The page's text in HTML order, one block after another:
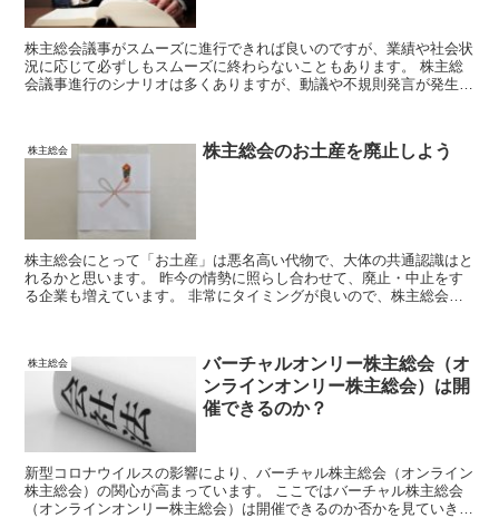
株主総会議事がスムーズに進行できれば良いのですが、業績や社会状
況に応じて必ずしもスムーズに終わらないこともあります。 株主総
会議事進行のシナリオは多くありますが、動議や不規則発言が発生し
株主総会 株主総会のお土産を廃止しよう
株主総会にとって「お土産」は悪名高い代物で、大体の共通認識はと
れるかと思います。 昨今の情勢に照らし合わせて、廃止・中止をす
る企業も増えています。 非常にタイミングが良いので、株主総会の
株主総会
バーチャルオンリー株主総会（オ
ンラインオンリー株主総会）は開
催できるのか？
新型コロナウイルスの影響により、バーチャル株主総会（オンライン
株主総会）の関心が高まっています。 ここではバーチャル株主総会
（オンラインオンリー株主総会）は開催できるのか否かを見ていきま